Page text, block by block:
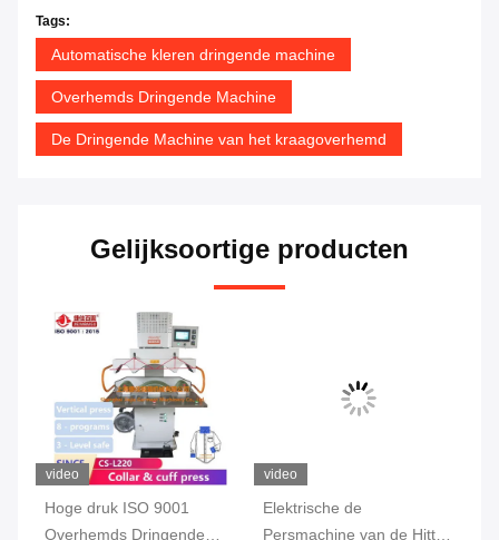
Tags:
Automatische kleren dringende machine
Overhemds Dringende Machine
De Dringende Machine van het kraagoverhemd
Gelijksoortige producten
video
Hoge druk ISO 9001
Overhemds Dringende
video
Elektrische de
Persmachine van de Hitte